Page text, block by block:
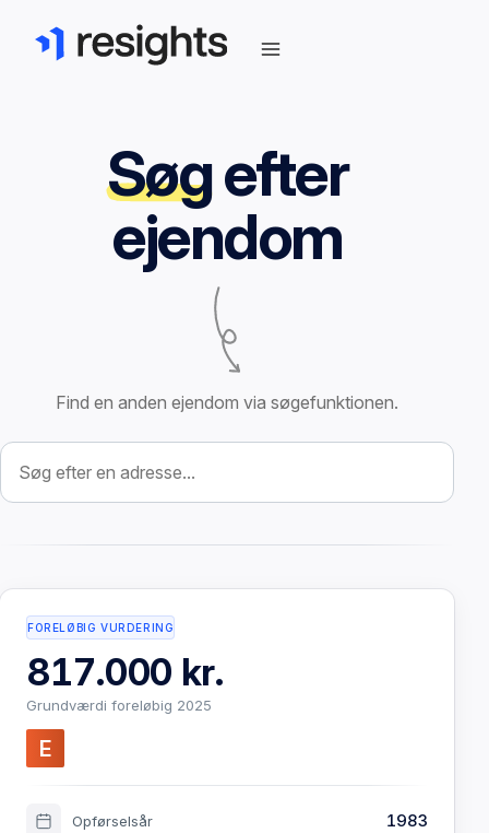
Søgefter
ejendom
Find en anden ejendom via søgefunktionen.
Søg efter ejendom
FORELØBIG VURDERING
817.000 kr.
Grundværdi foreløbig 2025
E
Opførselsår 1983